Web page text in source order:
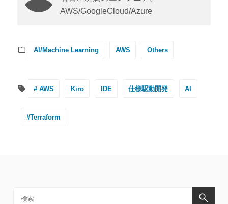
AWS/GoogleCloud/Azure
AI/Machine Learning AWS Others
# AWS Kiro IDE 仕様駆動開発 AI
#Terraform